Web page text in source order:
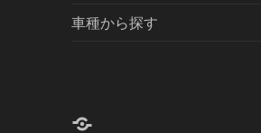
車種から探す
X